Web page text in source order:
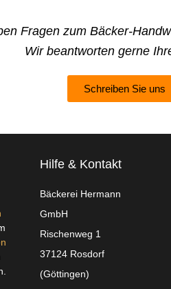
Fragen zum Bäcker-
Wir beantworten gerne
Schreiben Sie uns
Hilfe & Kontakt
Bäckerei Hermann
GmbH
Rischenweg 1
37124 Rosdorf
(Göttingen)